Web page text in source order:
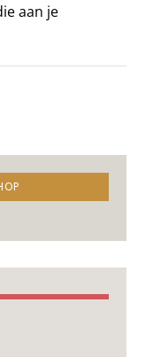
aan je